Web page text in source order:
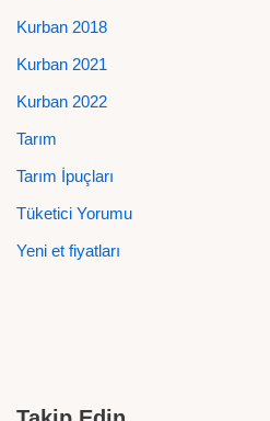
Kurban 2018
Kurban 2021
Kurban 2022
Tarım
Tarım İpuçları
Tüketici Yorumu
Yeni et fiyatları